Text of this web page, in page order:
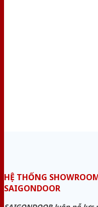
HỆ THỐNG
SAIGONDOOR